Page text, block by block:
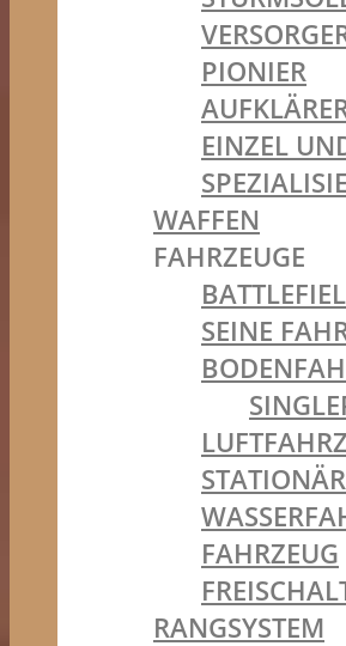
PIONIER
EINZEL
WAFFEN
FAHRZEUGE
SEINE
FAHRZEUG
RANGSYSTEM